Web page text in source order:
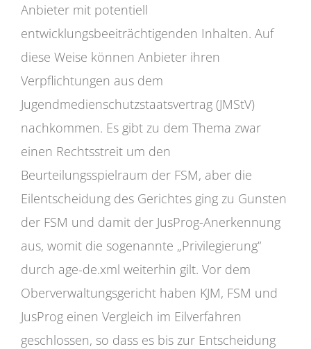
Anbieter mit potentiell
entwicklungsbeeiträchtigenden Inhalten. Auf
diese Weise können Anbieter ihren
Verpflichtungen aus dem
Jugendmedienschutzstaatsvertrag (JMStV)
nachkommen. Es gibt zu dem Thema zwar
einen Rechtsstreit um den
Beurteilungsspielraum der FSM, aber die
Eilentscheidung des Gerichtes ging zu Gunsten
der FSM und damit der JusProg-Anerkennung
aus, womit die sogenannte „Privilegierung“
durch age-de.xml weiterhin gilt. Vor dem
Oberverwaltungsgericht haben KJM, FSM und
JusProg einen Vergleich im Eilverfahren
geschlossen, so dass es bis zur Entscheidung